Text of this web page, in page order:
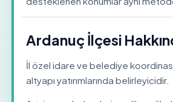
Ardanuç İlçesi
İl özel idare ve belediye
altyapı yatırımlarında belirleyicidir.